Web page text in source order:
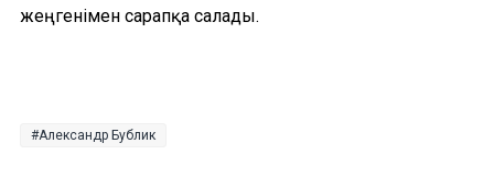
жеңгенімен сарапқа салады.
Александр Бублик